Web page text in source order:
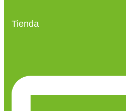
Tienda